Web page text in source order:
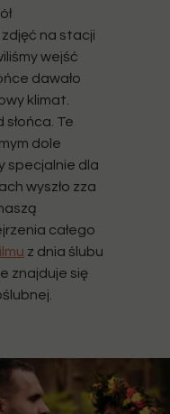
zdjęć na stacji
wejść
dawało
klimat.
Te
dole
specjalnie dla
wyszło zza
całego
z dnia ślubu
znajduje się